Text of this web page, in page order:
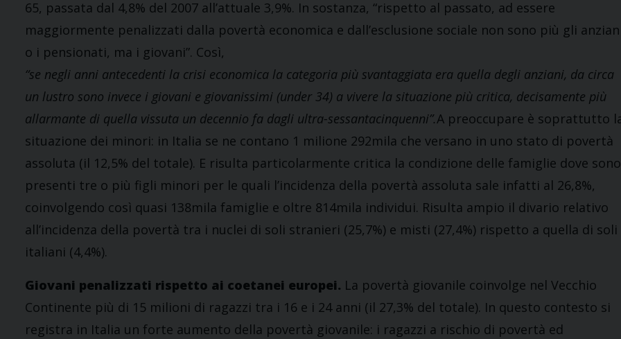
65, passata dal 4,8% del 2007 all’attuale 3,9%. In sostanza, “rispetto al passato, ad essere
maggiormente penalizzati dalla povertà economica e dall’esclusione sociale non sono più gli
o i pensionati, ma i giovani”. Così,
“se negli anni antecedenti la crisi economica la categoria più svantaggiata era quella degli anziani, da circa
un lustro sono invece i giovani e giovanissimi (under 34) a vivere la situazione più critica, decisamente più
allarmante di quella vissuta un decennio fa dagli ultra-sessantacinquenni”.A preoccupare è soprattutto
situazione dei minori: in Italia se ne contano 1 milione 292mila che versano in uno stato di povertà
assoluta (il 12,5% del totale). E risulta particolarmente critica la condizione delle famiglie dove sono
presenti tre o più figli minori per le quali l’incidenza della povertà assoluta sale infatti al 26,8%,
coinvolgendo così quasi 138mila famiglie e oltre 814mila individui. Risulta ampio il divario relativo
all’incidenza della povertà tra i nuclei di soli stranieri (25,7%) e misti (27,4%) rispetto a quella di soli
italiani (4,4%).
Giovani penalizzati rispetto ai coetanei europei. La povertà giovanile coinvolge nel Vecchio
Continente più di 15 milioni di ragazzi tra i 16 e i 24 anni (il 27,3% del totale). In questo contesto si
registra in Italia un forte aumento della povertà giovanile: i ragazzi a rischio di povertà ed